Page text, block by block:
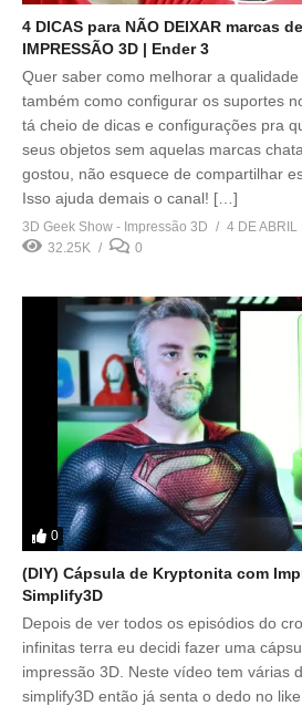
4 DICAS para NÃO DEIXAR marcas
IMPRESSÃO 3D | Ender 3
Quer saber como melhorar a
também como configurar os suportes
tá cheio de dicas e configurações pra
seus objetos sem aquelas marcas
gostou, não esquece de compartilhar
Isso ajuda demais o canal! […]
3D Geek Show - Impressão 3D
4 DE ABRIL
32.25K
0
0
(DIY) Cápsula de Kryptonita com
Simplify3D
Depois de ver todos os episódios do
infinitas terra eu decidi fazer uma
impressão 3D. Neste vídeo tem várias
simplify3D então já senta o dedo no